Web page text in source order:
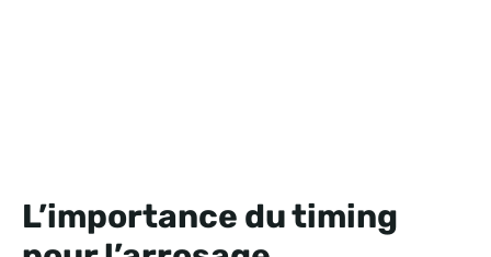
L’importance du timing